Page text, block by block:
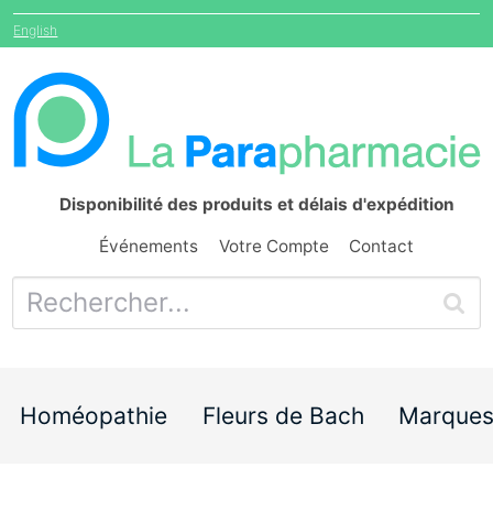
English
Disponibilité des produits et délais d'expédition
Événements Votre Compte Contact
Homéopathie Fleurs de Bach Marques